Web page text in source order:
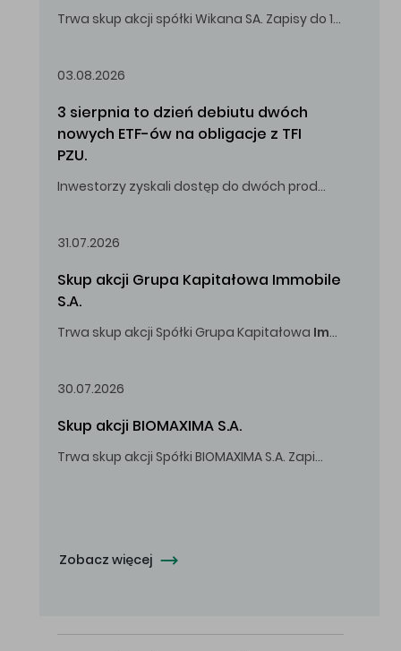
Trwa skup akcji spółki Wikana SA. Zapisy do 14.08.2026 r. do godz. 16.00.
03.08.2026
3 sierpnia to dzień debiutu dwóch
nowych ETF-ów na obligacje z TFI
PZU.
Inwestorzy zyskali dostęp do dwóch produktów umożliwiających inwestowanie w obligacje skarbowe.
31.07.2026
Skup akcji Grupa Kapitałowa Immobile
S.A.
Trwa skup akcji Spółki Grupa Kapitałowa Immobile
30.07.2026
Skup akcji BIOMAXIMA S.A.
Trwa skup akcji Spółki BIOMAXIMA S.A. Zapisy do 4 sierpnia 2026 r. do godz. 16.00.
Zobacz więcej